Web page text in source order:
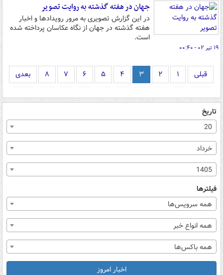
جهان در هفته گذشته به روایت تصویر
در این گزارش تصویری به مرور رویدادها و اخبار
هفته گذشته در جهان از نگاه عکاسان پرداخته شده
است.
۱۹ تیر ۰۲ - ۰۰:۴۰
قبلی ۱ ۲ ۳ ۴ ۵ ۶ ۷ ۸ بعدی
تاریخ
20
خرداد
1405
فیلترها
همه سرویس‌ها
همه انواع خبر
همه باکس‌ها
اخبار امروز